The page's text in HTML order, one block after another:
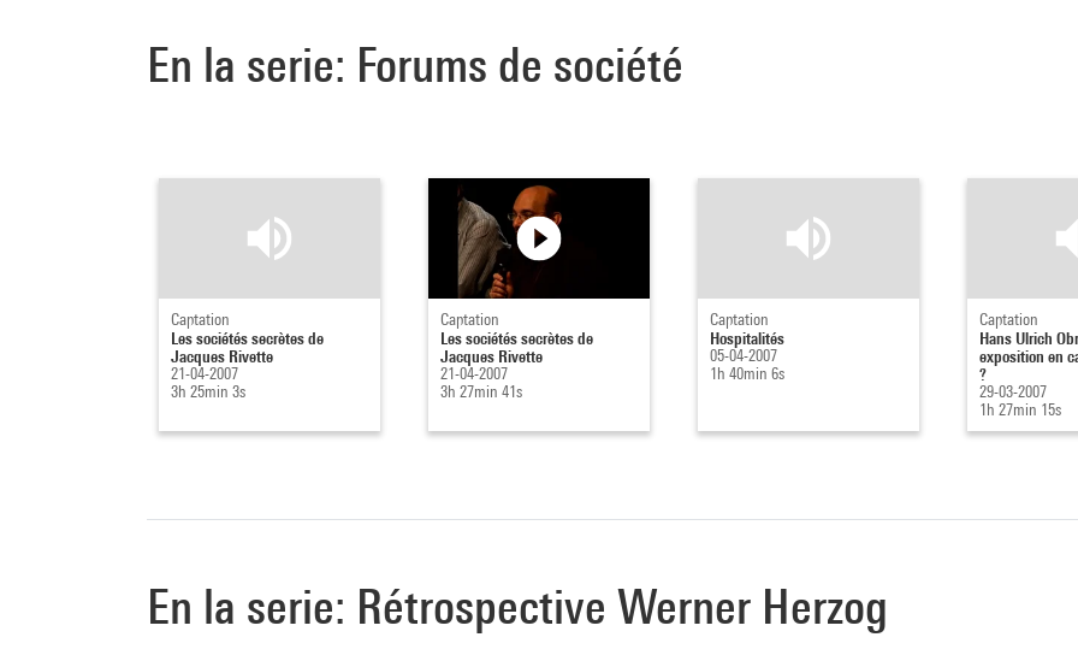
En la serie: Forums de société
Captation
Les sociétés secrètes de
Jacques Rivette
21-04-2007
3h 25min 3s
Captation
Les sociétés secrètes de
Jacques Rivette
21-04-2007
3h 27min 41s
Captation
Hospitalités
05-04-2007
1h 40min 6s
Captation
Hans Ulrich
exposition en
?
29-03-2007
1h 27min 15s
En la serie: Rétrospective Werner Herzog